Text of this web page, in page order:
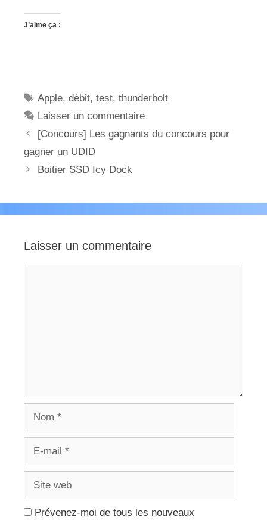
J’aime ça :
Étiquettes
Apple,débit,test,thunderbolt
Laisser un commentaire
[Concours] Les gagnants du concours pour
gagner un UDID
Boitier SSD Icy Dock
Laisser un commentaire
Prévenez-moi de tous les nouveaux